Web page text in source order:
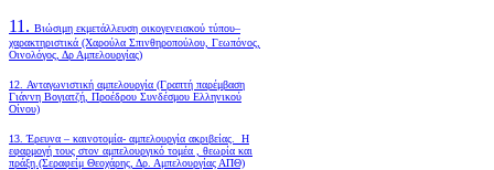
11. Βιώσιμη εκμετάλλευση οικογενειακού τύπου–
χαρακτηριστικά (Χαρούλα Σπινθηροπούλου, Γεωπόνος,
Οινολόγος, Δρ Αμπελουργίας)
12. Ανταγωνιστική αμπελουργία (Γραπτή παρέμβαση
Γιάννη Βογιατζή, Προέδρου Συνδέσμου Ελληνικού
Οίνου)
13. Έρευνα – καινοτομία- αμπελουργία ακριβείας. Η
εφαρμογή τους στον αμπελουργικό τομέα , θεωρία και
πράξη.(Σεραφείμ Θεοχάρης, Δρ. Αμπελουργίας ΑΠΘ)